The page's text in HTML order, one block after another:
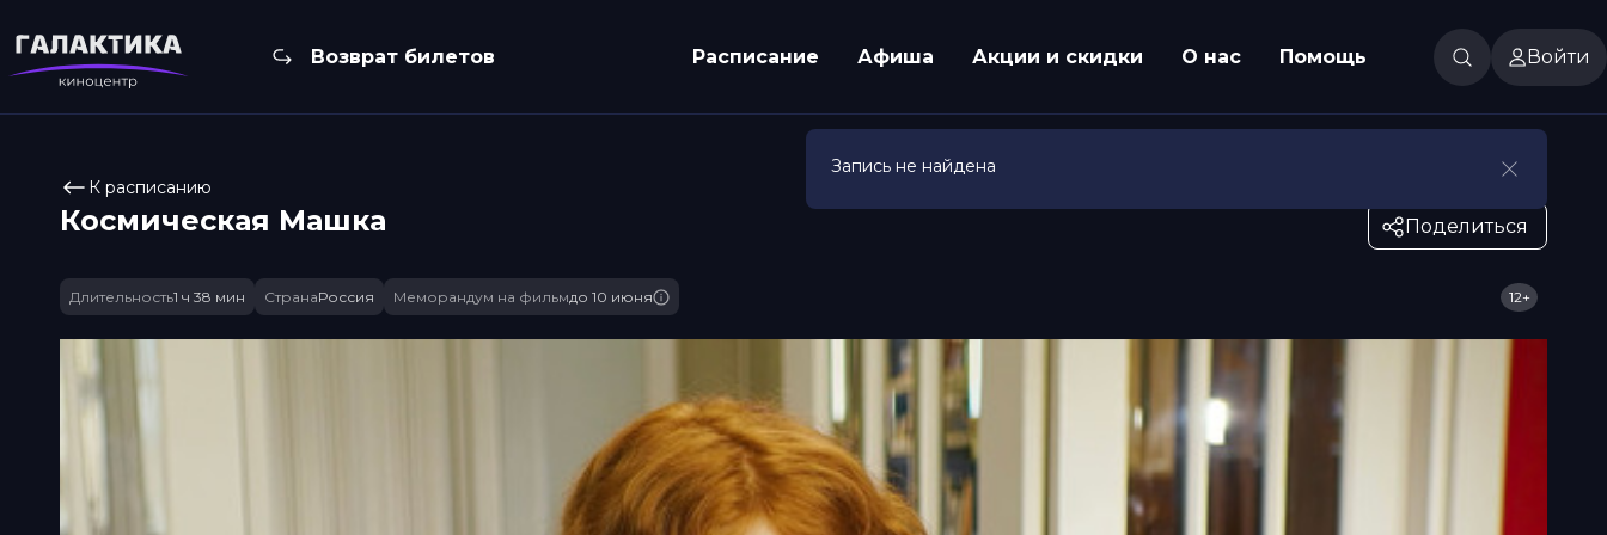
Возврат билетов Расписание Афиша Акции и скидки О нас Помощь Войти
К расписанию
Космическая Машка Поделиться
Длительность1 ч 38 мин СтранаРоссия Меморандум на фильмдо 10 июня 12+
Запись не найдена